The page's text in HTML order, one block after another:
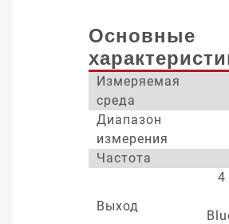
Основные
Измеряемая
среда
Диапазон
измерения
Частота
Выход
4